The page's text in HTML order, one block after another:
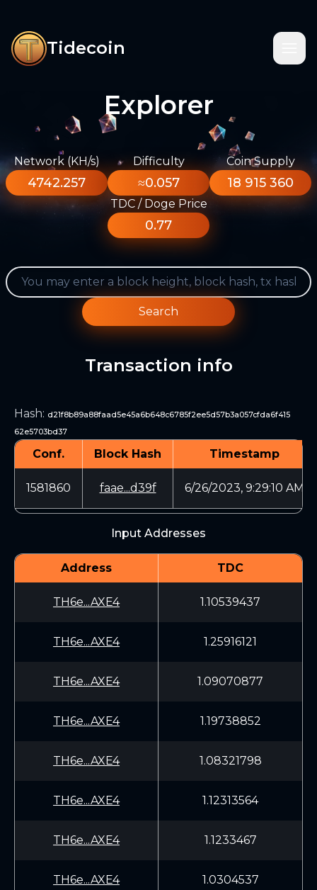
Tidecoin
Explorer
Network (KH/s)
4742.257
Difficulty
≈0.057
Coin Supply
18 915 360
TDC / Doge Price
0.77
Search
Transaction info
Hash: d21f8b89a88faad5e45a6b648c6785f2ee5d57b3a057cfda6f415
62e5703bd37
Conf. Block Hash Timestamp
1581860 faae...d39f 6/26/2023, 9:29:10 AM
Input Addresses
Address TDC
TH6e...AXE4 1.10539437
TH6e...AXE4 1.25916121
TH6e...AXE4 1.09070877
TH6e...AXE4 1.19738852
TH6e...AXE4 1.08321798
TH6e...AXE4 1.12313564
TH6e...AXE4 1.1233467
TH6e...AXE4 1.0304537